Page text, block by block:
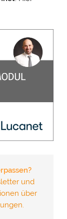
und
über